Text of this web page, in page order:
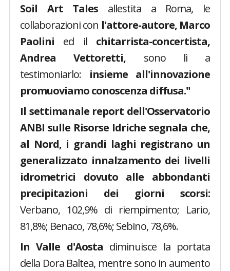
Soil Art Tales allestita a Roma, le
collaborazioni con l'attore-autore, Marco
Paolini ed il chitarrista-concertista,
Andrea Vettoretti, sono lì a
testimoniarlo: insieme all'innovazione
promuoviamo conoscenza diffusa."
Il settimanale report dell'Osservatorio
ANBI sulle Risorse Idriche segnala che,
al Nord, i grandi laghi registrano un
generalizzato innalzamento dei livelli
idrometrici dovuto alle abbondanti
precipitazioni dei giorni scorsi:
Verbano, 102,9% di riempimento; Lario,
81,8%; Benaco, 78,6%; Sebino, 78,6%.
In Valle d'Aosta diminuisce la portata
della Dora Baltea, mentre sono in aumento